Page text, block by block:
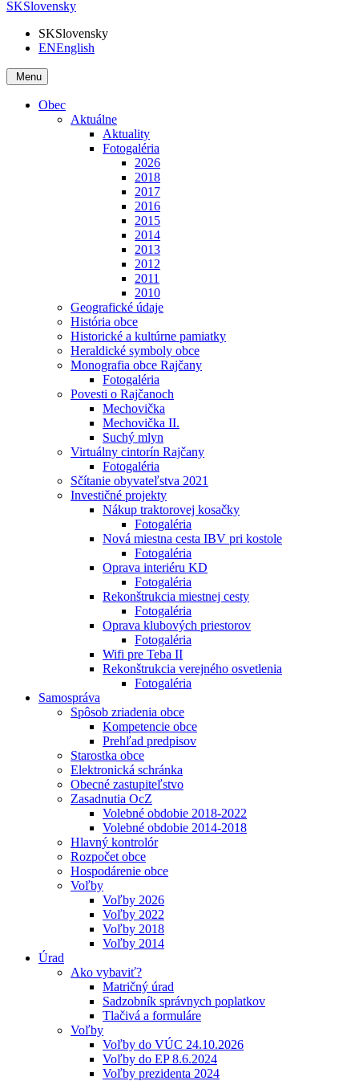
SKSlovensky
SKSlovensky
ENEnglish
Menu
Obec
Aktuálne
Aktuality
Fotogaléria
2026
2018
2017
2016
2015
2014
2013
2012
2011
2010
Geografické údaje
História obce
Historické a kultúrne pamiatky
Heraldické symboly obce
Monografia obce Rajčany
Fotogaléria
Povesti o Rajčanoch
Mechovička
Mechovička II.
Suchý mlyn
Virtuálny cintorín Rajčany
Fotogaléria
Sčítanie obyvateľstva 2021
Investičné projekty
Nákup traktorovej kosačky
Fotogaléria
Nová miestna cesta IBV pri kostole
Fotogaléria
Oprava interiéru KD
Fotogaléria
Rekonštrukcia miestnej cesty
Fotogaléria
Oprava klubových priestorov
Fotogaléria
Wifi pre Teba II
Rekonštrukcia verejného osvetlenia
Fotogaléria
Samospráva
Spôsob zriadenia obce
Kompetencie obce
Prehľad predpisov
Starostka obce
Elektronická schránka
Obecné zastupiteľstvo
Zasadnutia OcZ
Volebné obdobie 2018-2022
Volebné obdobie 2014-2018
Hlavný kontrolór
Rozpočet obce
Hospodárenie obce
Voľby
Voľby 2026
Voľby 2022
Voľby 2018
Voľby 2014
Úrad
Ako vybaviť?
Matričný úrad
Sadzobník správnych poplatkov
Tlačivá a formuláre
Voľby
Voľby do VÚC 24.10.2026
Voľby do EP 8.6.2024
Voľby prezidenta 2024